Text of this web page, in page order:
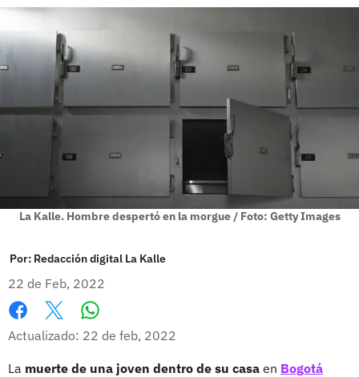
La Kalle. Hombre despertó en la morgue / Foto: Getty Images
Por: Redacción digital La Kalle
22 de Feb, 2022
Facebook
X
Actualizado: 22 de feb, 2022
La muerte de una joven dentro de su casa en Bogotá